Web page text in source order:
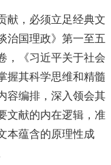
，必须立足经典文
治国理政》第一至五
，《习近平关于社会
握其科学思维和精髓
容编排，深入领会其
文献的内在逻辑，准
本蕴含的原理性成